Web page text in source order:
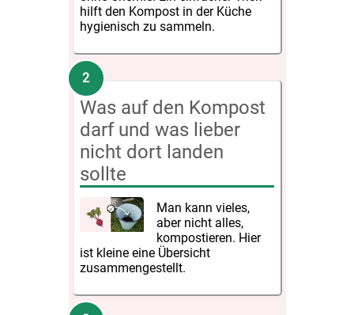
hilft den Kompost in der Küche
hygienisch zu sammeln.
Was auf den Kompost
darf und was lieber
nicht dort landen
sollte
Man kann vieles,
aber nicht alles,
kompostieren. Hier
ist kleine eine Übersicht
zusammengestellt.